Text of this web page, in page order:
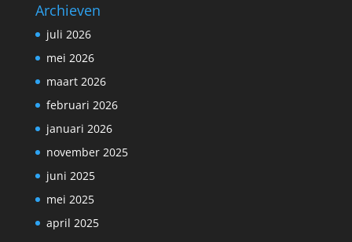
Archieven
juli 2026
mei 2026
maart 2026
februari 2026
januari 2026
november 2025
juni 2025
mei 2025
april 2025